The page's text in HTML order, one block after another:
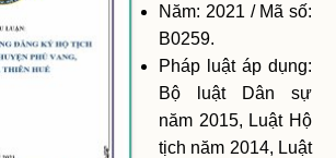
Năm: 2021 / Mã số:
B0259.
Pháp luật áp dụng:
Bộ luật Dân sự
năm 2015, Luật Hộ
tịch năm 2014, Luật